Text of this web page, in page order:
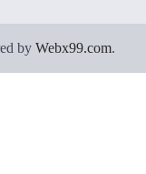
by Webx99.com.